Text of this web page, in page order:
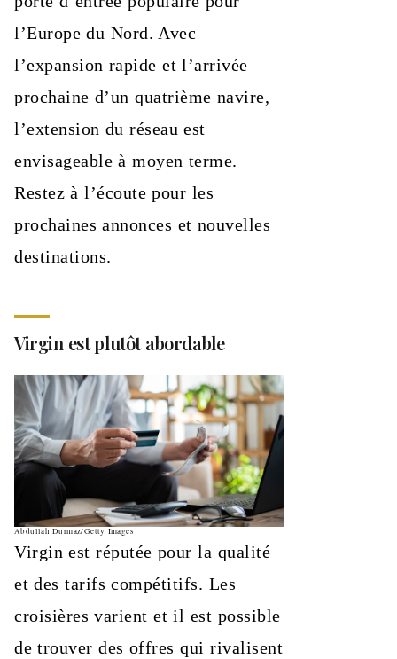
l’Europe du Nord. Avec
l’expansion rapide et l’arrivée
prochaine d’un quatrième navire,
l’extension du réseau est
envisageable à moyen terme.
Restez à l’écoute pour les
prochaines annonces et nouvelles
destinations.
Virgin est plutôt abordable
Abdullah Durmaz/Getty Images
Virgin est réputée pour la qualité
et des tarifs compétitifs. Les
croisières varient et il est possible
de trouver des offres qui rivalisent